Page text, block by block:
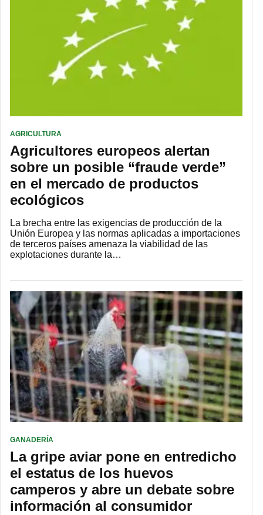
AGRICULTURA
Agricultores europeos alertan
sobre un posible “fraude verde”
en el mercado de productos
ecológicos
La brecha entre las exigencias de producción de la
Unión Europea y las normas aplicadas a importaciones
de terceros países amenaza la viabilidad de las
explotaciones durante la…
GANADERÍA
La gripe aviar pone en entredicho
el estatus de los huevos
camperos y abre un debate sobre
información al consumidor